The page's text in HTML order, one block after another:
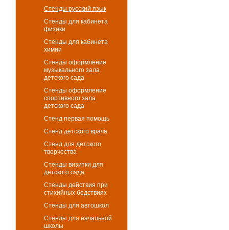
Стенды русский язык
Стенды для кабинета
физики
Стенды для кабинета
химии
Стенды оформление
музыкального зала
детского сада
Стенды оформление
спортивного зала
детского сада
Стенд первая помощь
Стенд детского врача
Стенд для детского
творчества
Стенды визитки для
детского сада
Стенды действия при
стихийных бедствиях
Стенды для автошкол
Стенды для начальной
школы